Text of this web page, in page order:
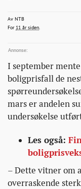
for-
boligprisfall/
Av NTBntb@bonansa.no
2015-03-24T09:08:35+00:00
2015-03-24T09:08:35+00:00
2015-03-24T09:34:26+00:00
For 11 år siden
I september
boligprisfall de
mars er andelen
undersøkelse
Les også:
– Dette vitner om
overraskende